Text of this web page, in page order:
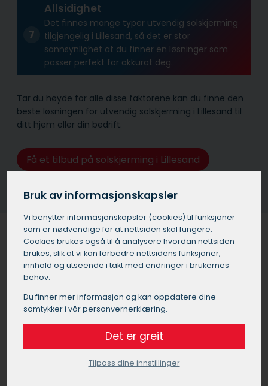
Allsidighet
Det finnes mange typer utvendig solskjerming
tilgjengelig i Lillesand, så det er stor
sannsynlighet at du finner en løsninger som
passer perfekt for akkurat deg.
Tar du høyde for alle disse faktorene kan du finne den
beste løsningen for utvendig solskjerming i Lillesand til
ditt hjem eller din bedrift.
Få et tilbud på solskjerming i Lillesand
Solskjerming for bedrifter og
kontorer i Lillesand
Utvendig solskjerming i Lillesand er ikke bare viktig for
butikklokaler og kontorer. Noen av de viktigste fordelene
ved å montere utvendig solskjerming i næringsbygg i
Bruk av informasjonskapsler
Vi benytter informasjons­kapsler (cookies) til funksjoner
som er nødvendige for at nettsiden skal fungere.
Cookies brukes også til å analysere hvordan nettsiden
brukes, slik at vi kan forbedre nettsidens funksjoner,
innhold og utseende i takt med endringer i brukernes
behov.
Du finner mer informasjon og kan oppdatere dine
samtykker i vår personvernerklæring.
Det er greit
Tilpass dine innstillinger